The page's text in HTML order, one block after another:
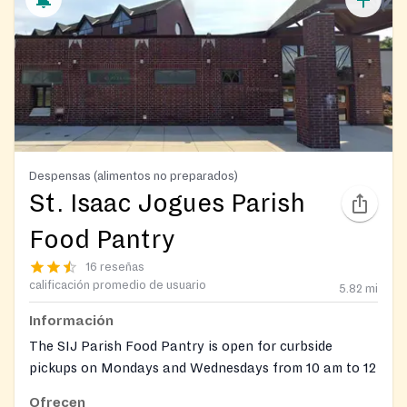
Despensas (alimentos no preparados)
St. Isaac Jogues Parish
Food Pantry
16 reseñas
calificación promedio de usuario
5.82 mi
Información
The SIJ Parish Food Pantry is open for curbside
pickups on Mondays and Wednesdays from 10 am to 12
Ofrecen